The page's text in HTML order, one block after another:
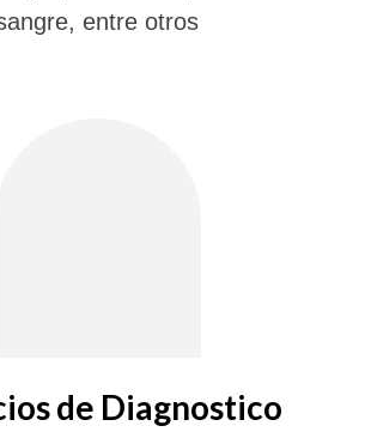
entre otros
de Diagnostico